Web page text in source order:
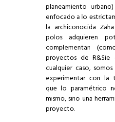
planeamiento
enfocado a lo
la archiconocida
polos adquieren
complementan
proyectos de R&Sie
cualquier caso,
experimentar con la
que lo paramétrico
mismo, sino una
proyecto.